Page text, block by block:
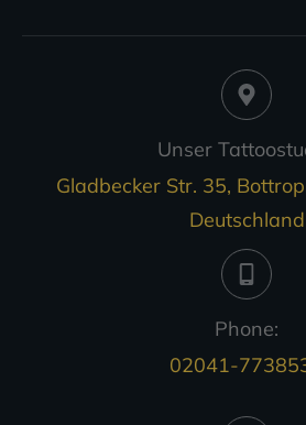
Unser
Gladbecker Str. 35,
Deutschland
Phone:
02041-